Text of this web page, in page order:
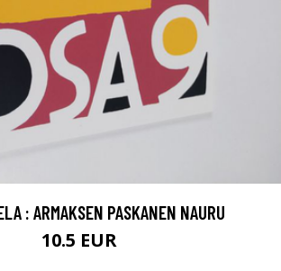
: ARMAKSEN PASKANEN NAURU
10.5 EUR